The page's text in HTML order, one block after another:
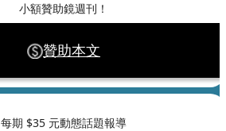
小額贊助鏡週刊！
贊助本文
每期 $35 元動態話題報導